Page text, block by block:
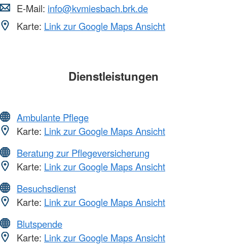
E-Mail: info@kvmiesbach.brk.de
Karte: Link zur Google Maps Ansicht
Dienstleistungen
Ambulante Pflege
Karte: Link zur Google Maps Ansicht
Beratung zur Pflegeversicherung
Karte: Link zur Google Maps Ansicht
Besuchsdienst
Karte: Link zur Google Maps Ansicht
Blutspende
Karte: Link zur Google Maps Ansicht